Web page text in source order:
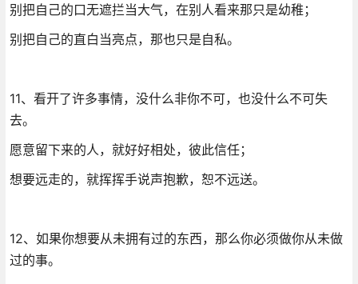
别把自己的口无遮拦当大气，在别人看来那只是幼稚；
别把自己的直白当亮点，那也只是自私。
11、看开了许多事情，没什么非你不可，也没什么不可失
去。
愿意留下来的人，就好好相处，彼此信任；
想要远走的，就挥挥手说声抱歉，恕不远送。
12、如果你想要从未拥有过的东西，那么你必须做你从未做
过的事。